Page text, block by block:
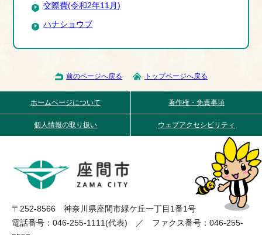
交際費(令和2年11月)
ハナショウブ
前のページへ戻る トップページへ戻る
ホームページについて 著作権・免責事項
個人情報の取り扱い ウェブアクセシビリティ
〒252-8566 神奈川県座間市緑ケ丘一丁目1番1号
電話番号：046-255-1111(代表) ／ ファクス番号：046-255-